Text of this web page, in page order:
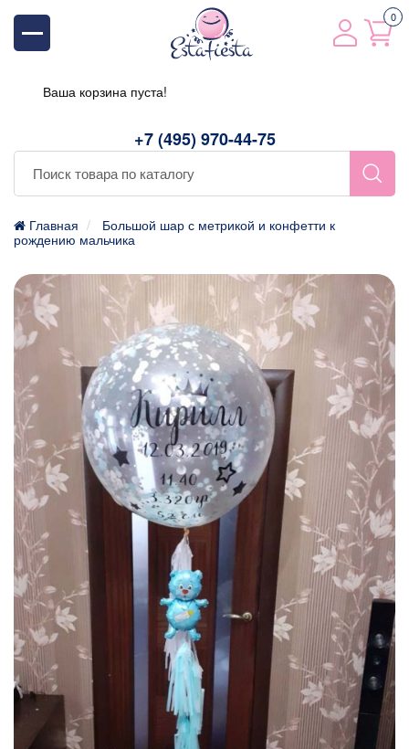
+7 (495) 970-44-75
0
Ваша корзина пуста!
Главная
Большой шар с метрикой и конфетти к
рождению мальчика